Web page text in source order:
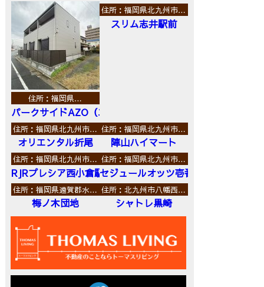
住所：福岡県…
パークサイドAZO（エーゼットオー）
住所：福岡県北九州市…
スリム志井駅前
住所：福岡県北九州市…
オリエンタル折尾
住所：福岡県北九州市…
陣山ハイマート
住所：福岡県北九州市…
RJRプレシア西小倉駅前
住所：福岡県北九州市…
セジュールオッツ壱番館
住所：福岡県遠賀郡水…
梅ノ木団地
住所：北九州市八幡西…
シャトレ黒崎